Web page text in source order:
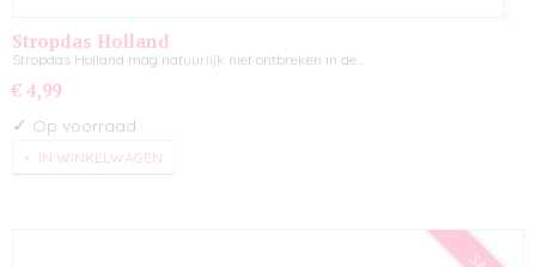
Stropdas Holland
Stropdas Holland mag natuurlijk niet ontbreken in de…
€ 4,99
✓ Op voorraad
IN WINKELWAGEN